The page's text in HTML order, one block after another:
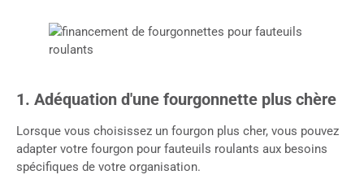
1. Adéquation d'une fourgonnette plus chère
Lorsque vous choisissez un fourgon plus cher, vous pouvez
adapter votre fourgon pour fauteuils roulants aux besoins
spécifiques de votre organisation.